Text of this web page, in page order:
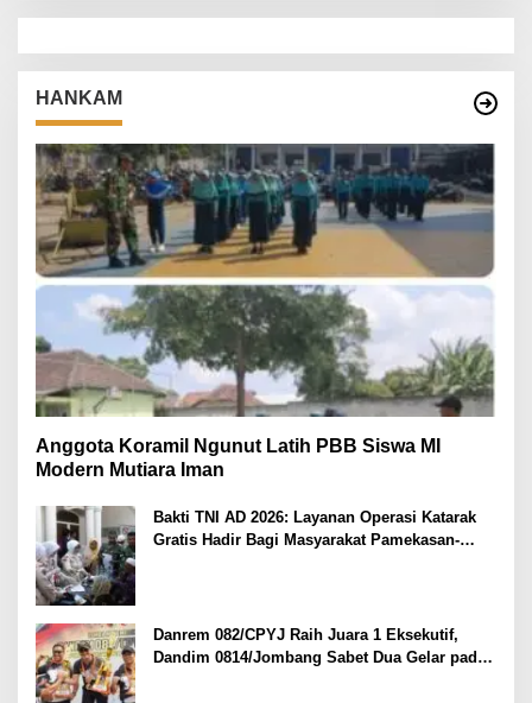
HANKAM
Anggota Koramil Ngunut Latih PBB Siswa MI
Modern Mutiara Iman
Bakti TNI AD 2026: Layanan Operasi Katarak
Gratis Hadir Bagi Masyarakat Pamekasan-
Danrem 082/CPYJ Raih Juara 1 Eksekutif,
Dandim 0814/Jombang Sabet Dua Gelar pada